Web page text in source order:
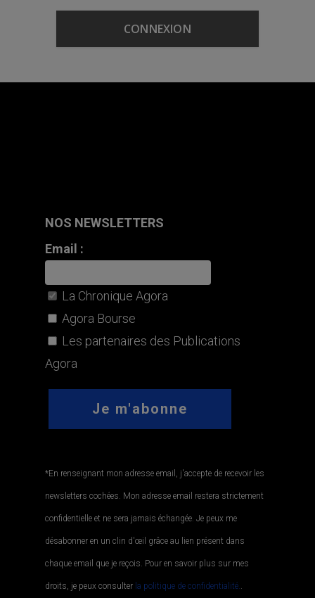
NOS NEWSLETTERS
Email :
La Chronique Agora
Agora Bourse
Les partenaires des Publications
Agora
*En renseignant mon adresse email, j'accepte de recevoir les
newsletters cochées. Mon adresse email restera strictement
confidentielle et ne sera jamais échangée. Je peux me
désabonner en un clin d'œil grâce au lien présent dans
chaque email que je reçois. Pour en savoir plus sur mes
droits, je peux consulter la politique de confidentialité..